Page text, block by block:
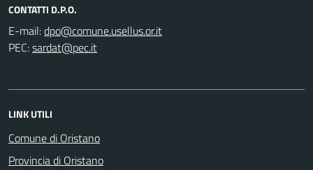
CONTATTI D.P.O.
E-mail:
PEC:
LINK UTILI
Comune di Oristano
Provincia di Oristano